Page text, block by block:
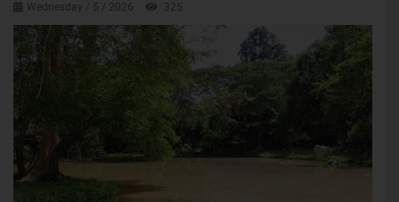
Wednesday / 5 / 2026 325